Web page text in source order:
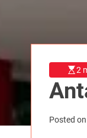
2
Posted on